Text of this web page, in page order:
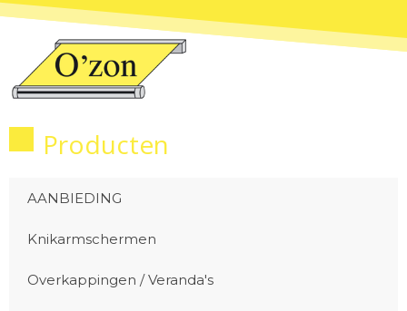
Producten
AANBIEDING
Knikarmschermen
Overkappingen / Veranda's